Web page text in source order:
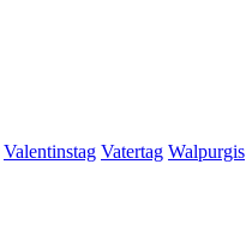
Valentinstag Vatertag Walpurgis